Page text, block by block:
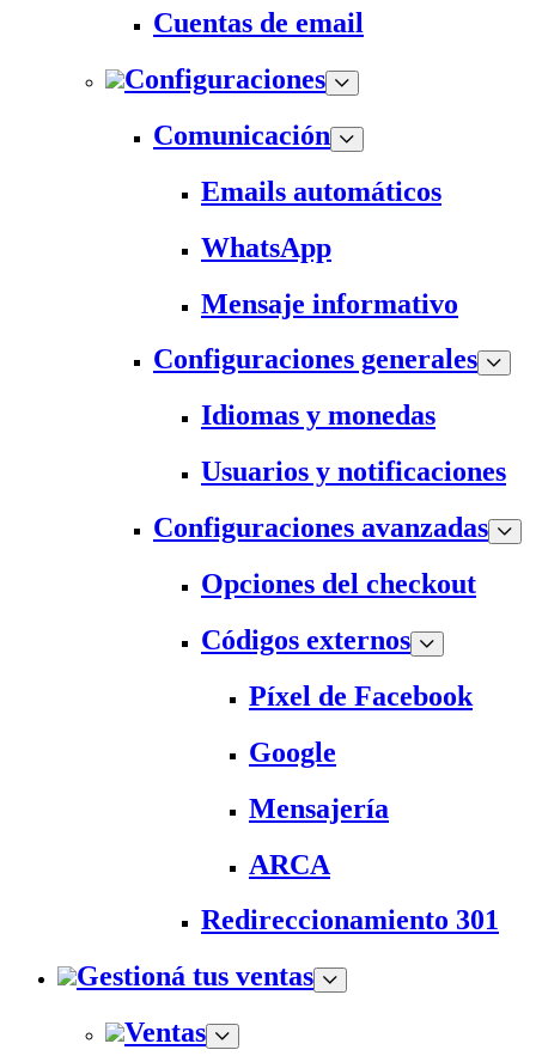
Cuentas de email
Configuraciones
Comunicación
Emails automáticos
WhatsApp
Mensaje informativo
Configuraciones generales
Idiomas y monedas
Usuarios y notificaciones
Configuraciones avanzadas
Opciones del checkout
Códigos externos
Píxel de Facebook
Google
Mensajería
ARCA
Redireccionamiento 301
Gestioná tus ventas
Ventas